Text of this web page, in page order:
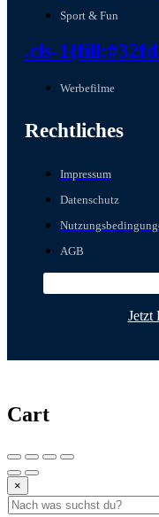
Sport & Fun
.cls-
Werbefilme
Rechtliches
Impressum
Datenschutz
AGB
Jetzt
Cart
×